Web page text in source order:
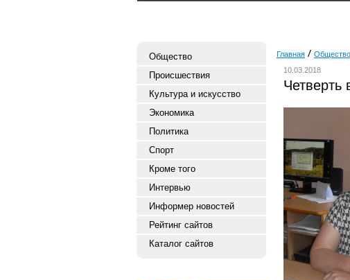
Общество
Происшествия
Культура и искусство
Экономика
Политика
Спорт
Кроме того
Интервью
Информер новостей
Рейтинг сайтов
Каталог сайтов
Главная Общество
10.03.2018
Четверть